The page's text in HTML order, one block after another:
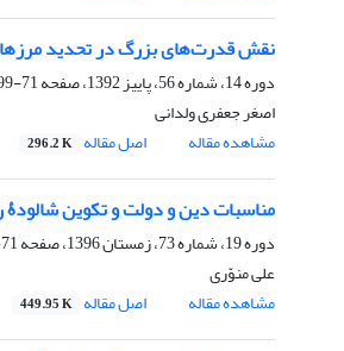
نقش قدرت‌های بزرگ در تحدید مرزهای
دوره 14، شماره 56، پاییز 1392، صفحه
71-99
اصغر جعفری ولدانی
مشاهده مقاله
اصل مقاله 296.2 K
مناسبات دین و دولت و تکوین شالودۀ روابط خارجی
دوره 19، شماره 73، زمستان 1396، صفحه
71-103
علی منوّری
مشاهده مقاله
اصل مقاله 449.95 K